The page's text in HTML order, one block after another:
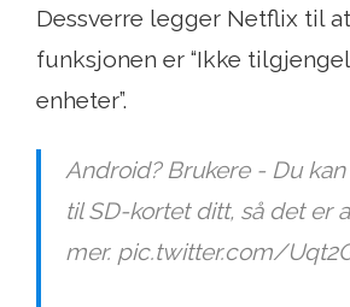
Dessverre legger Netflix til
funksjonen er “Ikke
enheter”.
Android? Brukere - Du
til SD-kortet ditt, så det er
mer. pic.twitter.com/